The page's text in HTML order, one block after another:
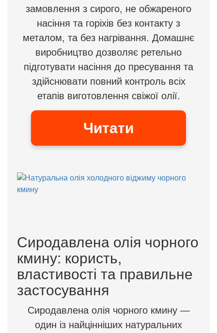
замовлення з сирого, не обжареного
насіння та горіхів без контакту з
металом, та без нагрівання. Домашнє
виробництво дозволяє ретельно
підготувати насіння до пресування та
здійснювати повний контроль всіх
етапів виготовлення свіжої олії.
Читати
Сиродавлена олія чорного
кмину: користь,
властивості та правильне
застосування
Сиродавлена олія чорного кмину —
один із найцінніших натуральних